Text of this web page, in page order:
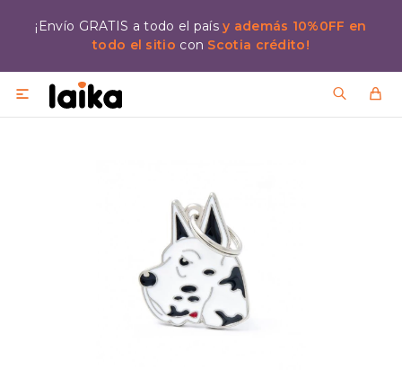
¡Envío GRATIS a todo el paísy además 10%0FF en
todo el sitio con Scotia crédito!
